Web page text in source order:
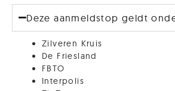
Deze aanmeldstop geldt
Zilveren Kruis
De Friesland
FBTO
Interpolis